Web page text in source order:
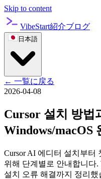
Skip to content
VibeStart紹介ブログ
日本語
← 一覧に戻る
2026-04-08
Cursor 설치 방법
Windows/macOS
Cursor AI 에디터 설치부터
위해 단계별로 안내합니다.
설치 오류 해결까지 정리했